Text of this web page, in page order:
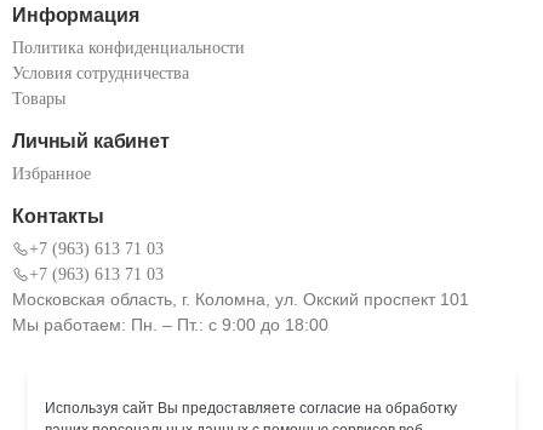
Информация
Политика конфиденциальности
Условия сотрудничества
Товары
Личный кабинет
Избранное
Контакты
+7 (963) 613 71 03
+7 (963) 613 71 03
Московская область, г. Коломна, ул. Окский проспект 101
Мы работаем: Пн. – Пт.: с 9:00 до 18:00
Используя сайт Вы предоставляете согласие на обработку